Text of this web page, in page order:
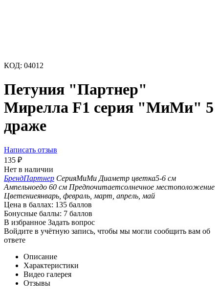
КОД: 04012
Петуния "Партнер"
Мирелла F1 серия "МиМи" 5
драже
Написать отзыв
135 ₽
Нет в наличии
БрендПартнер СерияМиМи Диаметр цветка5-6 см
Ампельноедо 60 см Предпочитаетсолнечное местоположение
Цветениеянварь, февраль, март, апрель, май
Цена в баллах: 135 баллов
Бонусные баллы: 7 баллов
В избранное Задать вопрос
Войдите в учётную запись, чтобы мы могли сообщить вам об
ответе
Описание
Характеристики
Видео галерея
Отзывы